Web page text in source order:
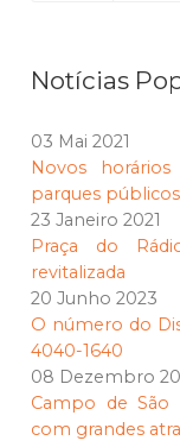
Notícias
03 Mai 2021
Novos
parques
23 Janeiro 2021
Praça do
revitalizada
20 Junho 2023
O número do
4040-1640
08 Dezembro
Campo de
com grandes